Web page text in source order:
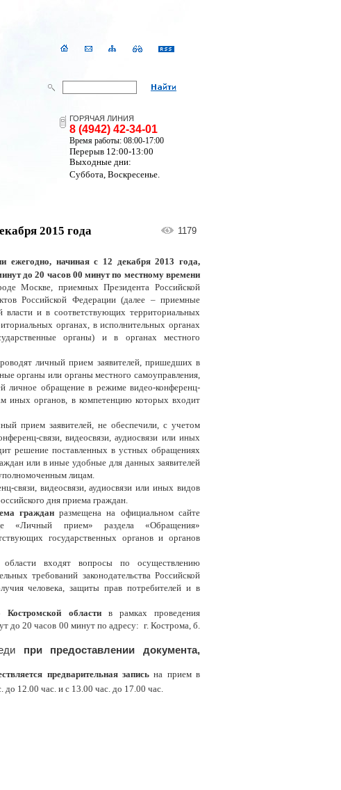
ГОРЯЧАЯ ЛИНИЯ
8 (4942) 42-34-01
Время работы: 08:00-17:00
Перерыв 12:00-13:00
Выходные дни:
Суббота, Воскресенье.
2015 года 1179
ежегодно, начиная с 12 декабря 2013 года,
до 20 часов 00 минут по местному времени
Москве, приемных Президента Российской
Российской Федерации (далее – приемные
власти и в соответствующих территориальных
органах, в исполнительных органах
органы) и в органах местного
личный прием заявителей, пришедших в
органы или органы местного самоуправления,
личное обращение в режиме видео-конференц-
иных органов, в компетенцию которых входит
прием заявителей, не обеспечили, с учетом
связи, видеосвязи, аудиосвязи или иных
решение поставленных в устных обращениях
или в иные удобные для данных заявителей
лицам.
связи, видеосвязи, аудиосвязи или иных видов
дня приема граждан.
гражданразмещена на официальном сайте
«Личный прием» раздела «Обращения»
государственных органов и органов
входят вопросы по осуществлению
требований законодательства Российской
человека, защиты прав потребителей и в
областив рамках проведения
до 20 часов 00 минут по адресу: г. Кострома, б.
при предоставлении документа,
предварительная запись на прием в
12.00 час. и с 13.00 час. до 17.00 час.